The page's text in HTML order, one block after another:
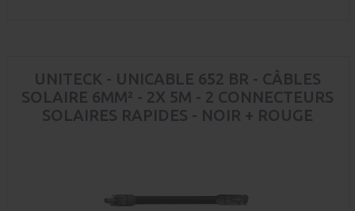
UNITECK - UNICABLE 652 BR - CÂBLES
SOLAIRE 6MM² - 2X 5M - 2 CONNECTEURS
SOLAIRES RAPIDES - NOIR + ROUGE